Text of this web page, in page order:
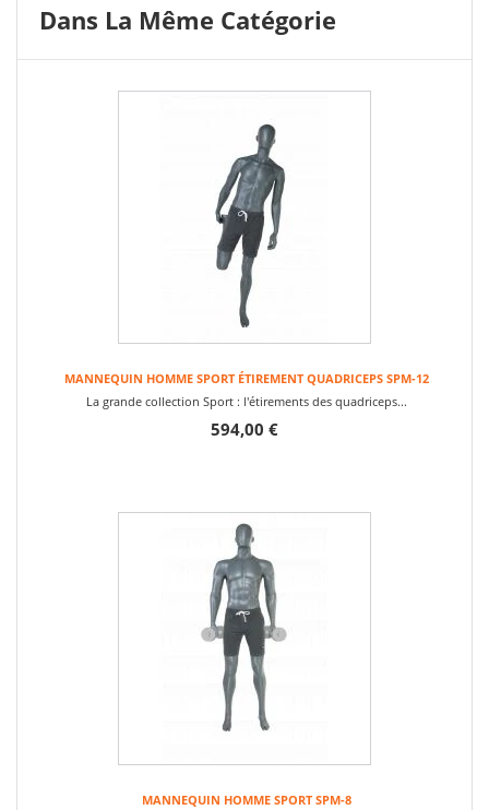
Dans La Même Catégorie
MANNEQUIN HOMME SPORT ÉTIREMENT QUADRICEPS SPM-12
La grande collection Sport : l'étirements des quadriceps...
594,00 €
MANNEQUIN HOMME SPORT SPM-8